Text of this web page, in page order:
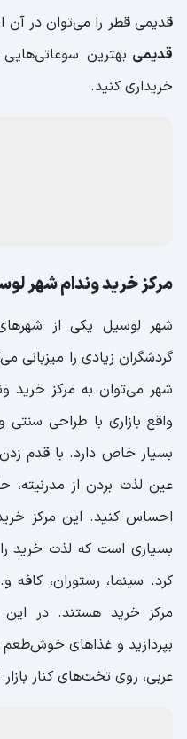
قدیمی قطر را می‌توان در
قدیمی بهترین سوغاتی‌هایی
خریداری کنید.
مرکز خرید وندام شهر
شهر لوسیل یکی از
گردشگران زیادی را میزبانی
شهر می‌توان به مرکز خرید
واقع بازاری با طراحی
بسیار خاص دارد. با قدم
عین لذت بردن از
احساس کنید. این مرکز
بسیاری است که لذت خرید
کرد. سینما، رستوران، کافه
مرکز خرید هستند. در این
بپردازید و غذاهای خوش‌طعم
عربی، روی تخت‌های کنار بازار